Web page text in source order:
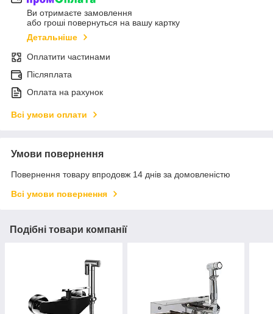
Ви отримаєте замовлення
або гроші повернуться на вашу картку
Детальніше
Оплатити частинами
Післяплата
Оплата на рахунок
Всі умови оплати
Умови повернення
Повернення товару впродовж 14 днів за домовленістю
Всі умови повернення
Подібні товари компанії